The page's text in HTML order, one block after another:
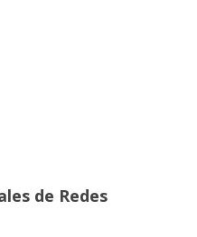
de Redes